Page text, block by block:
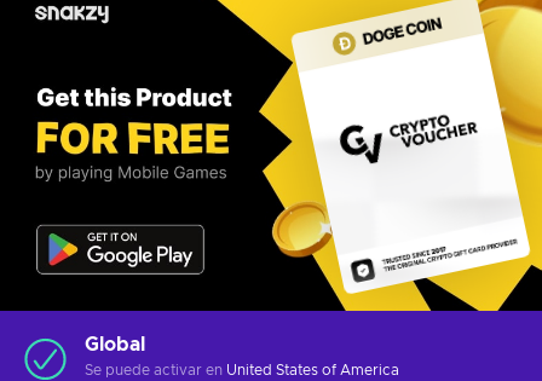
Global
Se puede activar en United States of America